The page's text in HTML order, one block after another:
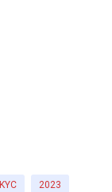
KYC 2023